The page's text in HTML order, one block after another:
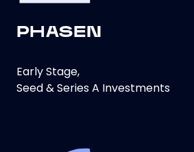
PHASEN
Early Stage,
Seed & Series A Investments